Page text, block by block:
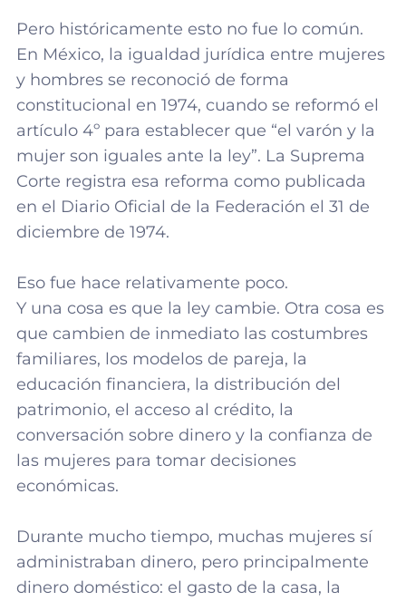
Pero históricamente esto no fue lo común.
En México, la igualdad jurídica entre mujeres
y hombres se reconoció de forma
constitucional en 1974, cuando se reformó el
artículo 4º para establecer que “el varón y la
mujer son iguales ante la ley”. La Suprema
Corte registra esa reforma como publicada
en el Diario Oficial de la Federación el 31 de
diciembre de 1974.
Eso fue hace relativamente poco.
Y una cosa es que la ley cambie. Otra cosa es
que cambien de inmediato las costumbres
familiares, los modelos de pareja, la
educación financiera, la distribución del
patrimonio, el acceso al crédito, la
conversación sobre dinero y la confianza de
las mujeres para tomar decisiones
económicas.
Durante mucho tiempo, muchas mujeres sí
administraban dinero, pero principalmente
dinero doméstico: el gasto de la casa, la